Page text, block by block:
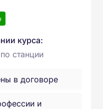
курса:
станции
в договоре
и